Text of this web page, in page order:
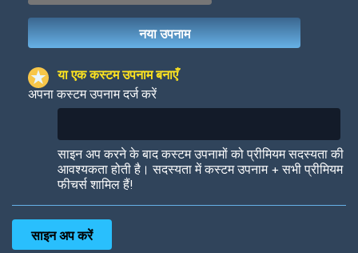
Woof Jungle Cats
या एक कस्टम उपनाम बनाएँ
अपना कस्टम उपनाम दर्ज करें
साइन अप करने के बाद कस्टम उपनामों को प्रीमियम सदस्यता की
आवश्यकता होती है। सदस्यता में कस्टम उपनाम + सभी प्रीमियम
फीचर्स शामिल हैं!